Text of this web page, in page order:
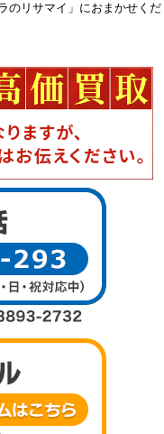
のリサマイ」におまかせくだ